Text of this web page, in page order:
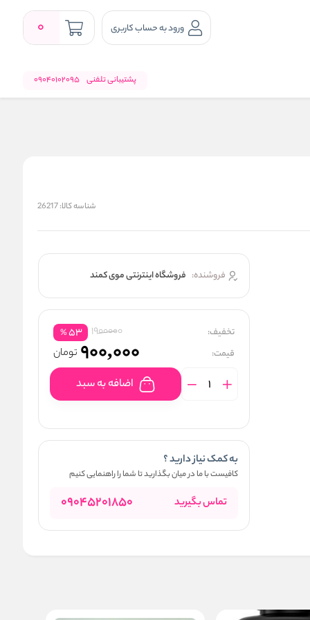
ورود به حساب کاربری 0
پشتیبانی تلفنی 09040102095
شناسه کالا:26217
فروشنده: فروشگاه اینترنتی موی کمند
تخفیف: 1900000
53
%
قیمت: 900,000 تومان
اضافه به سبد
به کمک نیاز دارید ؟
کافیست با ما در میان بگذارید تا شما را راهنمایی کنیم
تماس بگیرید 09045201850